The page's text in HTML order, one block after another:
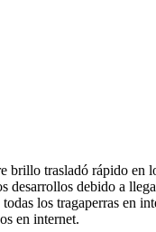
trasladó rápido
debido a
los tragaperras en
en internet.